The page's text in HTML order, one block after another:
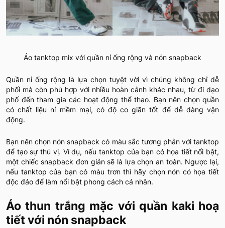
Áo tanktop mix với quần nỉ ống rộng và nón snapback
Quần nỉ ống rộng là lựa chọn tuyệt vời vì chúng không chỉ dễ
phối mà còn phù hợp với nhiều hoàn cảnh khác nhau, từ đi dạo
phố đến tham gia các hoạt động thể thao. Bạn nên chọn quần
có chất liệu nỉ mềm mại, có độ co giãn tốt để dễ dàng vận
động.
Bạn nên chọn nón snapback có màu sắc tương phản với tanktop
để tạo sự thú vị. Ví dụ, nếu tanktop của bạn có họa tiết nổi bật,
một chiếc snapback đơn giản sẽ là lựa chọn an toàn. Ngược lại,
nếu tanktop của bạn có màu trơn thì hãy chọn nón có họa tiết
độc đáo để làm nổi bật phong cách cá nhân.
Áo thun trắng mặc với quần kaki hoạ
tiết với nón snapback